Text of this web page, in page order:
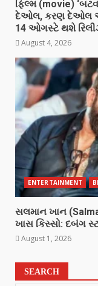
ફિલ્મ (movie)
દેઓલ, કરણ દેઓલ
14 ઓગસ્ટે થશે
August 4, 2026
ENTERTAINMENT
સલમાન ખાન
ખાસ કિસ્સો: દબંગ
August 1, 2026
SEARCH